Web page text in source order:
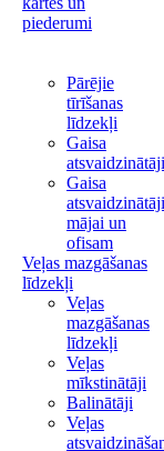
piederumi
Pārējie
tīrīšanas
līdzekļi
Gaisa
atsvaidzinātāji
Gaisa
atsvaidzinātāji
mājai un
ofisam
Veļas mazgāšanas
līdzekļi
Veļas
mazgāšanas
līdzekļi
Veļas
mīkstinātāji
Balinātāji
Veļas